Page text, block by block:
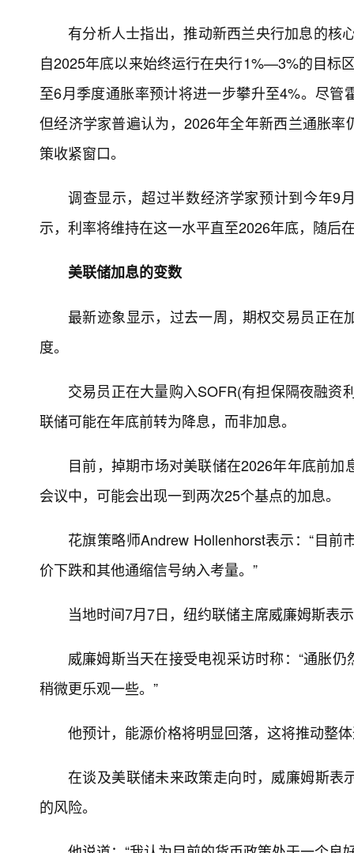
有分析人士指出，推动新西兰央行加息的核
自2025年底以来始终运行在央行1%—3%的目标
至6月季度通胀率预计将进一步攀升至4%。尽
但经济学家普遍认为，2026年全年新西兰通胀
策收紧窗口。
调查显示，超过半数经济学家预计到今年9
示，利率将维持在这一水平直至2026年底，随后
美联储加息的变数
最新迹象显示，过去一周，期权交易员正
度。
交易员正在大量购入SOFR(有担保隔夜融
联储可能在年底前转为降息，而非加息。
目前，掉期市场对美联储在2026年年底前
会议中，可能会出现一到两次25个基点的加息。
花旗策略师Andrew Hollenhorst表示：“目
价下跌和其他通缩信号纳入考量。”
当地时间7月7日，纽约联储主席威廉姆斯表
威廉姆斯当天在接受电视采访时称：“通胀
稍微更乐观一些。”
他预计，能源价格将明显回落，这将推动整
在谈及美联储未来政策走向时，威廉姆斯
的风险。